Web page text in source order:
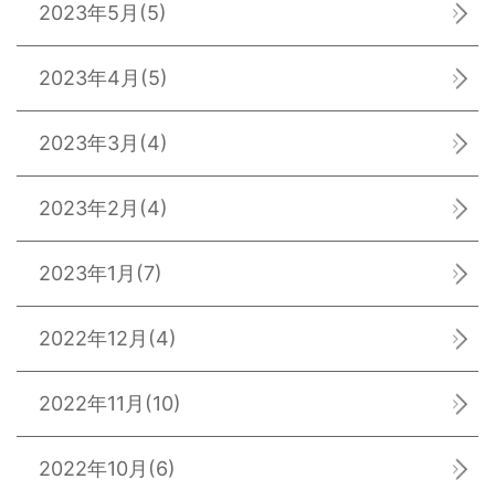
2023年5月 (5)
2023年4月 (5)
2023年3月 (4)
2023年2月 (4)
2023年1月 (7)
2022年12月 (4)
2022年11月 (10)
2022年10月 (6)